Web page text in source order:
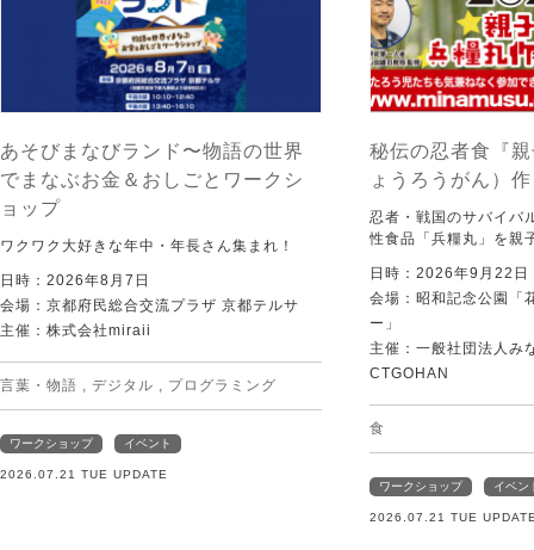
あそびまなびランド〜物語の世界
でまなぶお金＆おしごとワークシ
ョップ
ワクワク大好きな年中・年長さん集まれ！
日時：2026年8月7日
会場：京都府民総合交流プラザ 京都テルサ
主催：株式会社miraii
言葉・物語 デジタル プログラミング
ワークショップ イベント
2026.07.21 TUE UPDATE
秘伝の忍者食『
ょうろうがん）
忍者・戦国のサバイバ
性食品「兵糧丸」を親
日時：2026年9月22日
会場：昭和記念公園「
ー」
主催：一般社団法人み
CTGOHAN
食
ワークショップ イベン
2026.07.21 TUE